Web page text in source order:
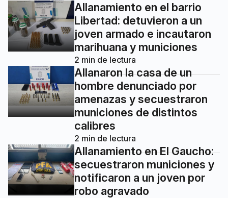
Allanamiento en el barrio
Libertad: detuvieron a un
joven armado e incautaron
marihuana y municiones
2 min de lectura
Allanaron la casa de un
hombre denunciado por
amenazas y secuestraron
municiones de distintos
calibres
2 min de lectura
Allanamiento en El Gaucho:
secuestraron municiones y
notificaron a un joven por
robo agravado